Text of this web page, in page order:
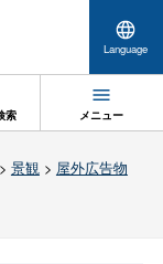
Language
索 メニュー
> 景観> 屋外広告物